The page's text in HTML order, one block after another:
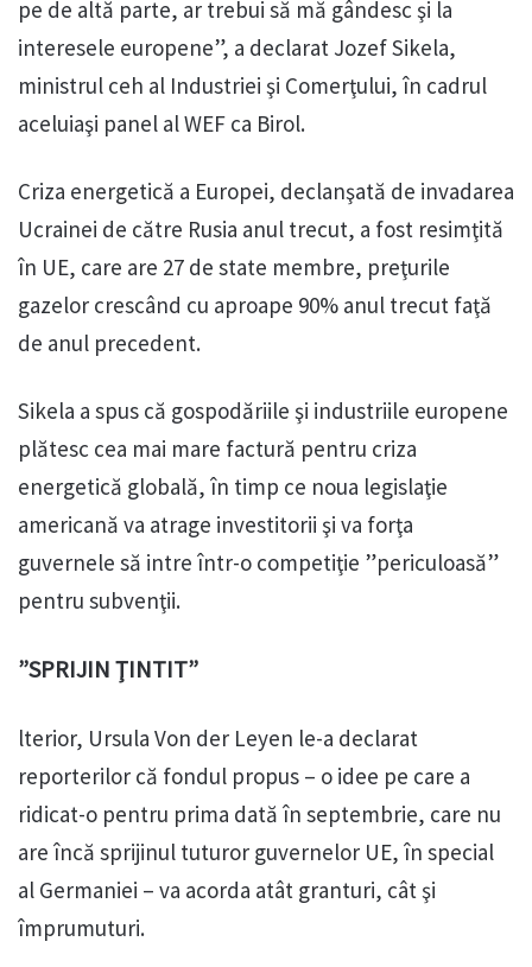
pe de altă parte, ar trebui să mă gândesc şi la
interesele europene”, a declarat Jozef Sikela,
ministrul ceh al Industriei şi Comerţului, în cadrul
aceluiaşi panel al WEF ca Birol.
Criza energetică a Europei, declanşată de invadarea
Ucrainei de către Rusia anul trecut, a fost resimţită
în UE, care are 27 de state membre, preţurile
gazelor crescând cu aproape 90% anul trecut faţă
de anul precedent.
Sikela a spus că gospodăriile şi industriile europene
plătesc cea mai mare factură pentru criza
energetică globală, în timp ce noua legislaţie
americană va atrage investitorii şi va forţa
guvernele să intre într-o competiţie ”periculoasă”
pentru subvenţii.
”SPRIJIN ŢINTIT”
lterior, Ursula Von der Leyen le-a declarat
reporterilor că fondul propus – o idee pe care a
ridicat-o pentru prima dată în septembrie, care nu
are încă sprijinul tuturor guvernelor UE, în special
al Germaniei – va acorda atât granturi, cât şi
împrumuturi.